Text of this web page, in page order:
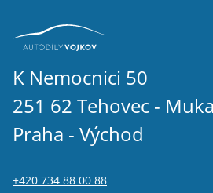
K Nemocnici 50
251 62 Tehovec -
Praha - Východ
+420 734 88 00 88